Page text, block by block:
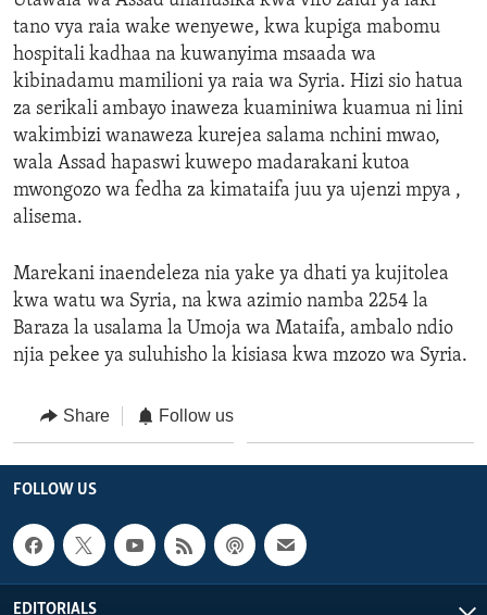
tano vya raia wake wenyewe, kwa kupiga mabomu
hospitali kadhaa na kuwanyima msaada wa
kibinadamu mamilioni ya raia wa Syria. Hizi sio hatua
za serikali ambayo inaweza kuaminiwa kuamua ni lini
wakimbizi wanaweza kurejea salama nchini mwao,
wala Assad hapaswi kuwepo madarakani kutoa
mwongozo wa fedha za kimataifa juu ya ujenzi mpya ,
alisema.
Marekani inaendeleza nia yake ya dhati ya kujitolea
kwa watu wa Syria, na kwa azimio namba 2254 la
Baraza la usalama la Umoja wa Mataifa, ambalo ndio
njia pekee ya suluhisho la kisiasa kwa mzozo wa Syria.
Share Follow us
FOLLOW US
EDITORIALS